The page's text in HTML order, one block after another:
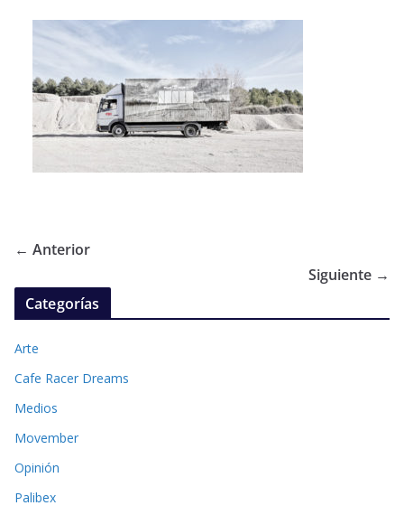
← Anterior
Siguiente →
Categorías
Arte
Cafe Racer Dreams
Medios
Movember
Opinión
Palibex